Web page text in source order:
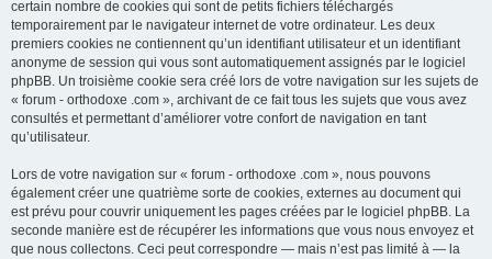
certain nombre de cookies qui sont de petits fichiers téléchargés
temporairement par le navigateur internet de votre ordinateur. Les deux
premiers cookies ne contiennent qu’un identifiant utilisateur et un identifiant
anonyme de session qui vous sont automatiquement assignés par le logiciel
phpBB. Un troisième cookie sera créé lors de votre navigation sur les sujets de
« forum - orthodoxe .com », archivant de ce fait tous les sujets que vous avez
consultés et permettant d’améliorer votre confort de navigation en tant
qu’utilisateur.
Lors de votre navigation sur « forum - orthodoxe .com », nous pouvons
également créer une quatrième sorte de cookies, externes au document qui
est prévu pour couvrir uniquement les pages créées par le logiciel phpBB. La
seconde manière est de récupérer les informations que vous nous envoyez et
que nous collectons. Ceci peut correspondre — mais n’est pas limité à — la